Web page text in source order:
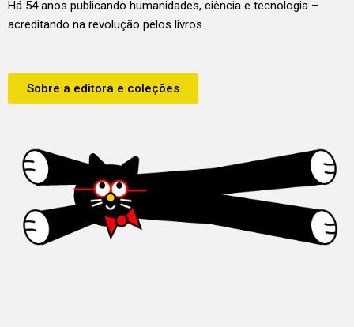
Há 54 anos publicando humanidades, ciência e tecnologia –
acreditando na revolução pelos livros.
Sobre a editora e coleções